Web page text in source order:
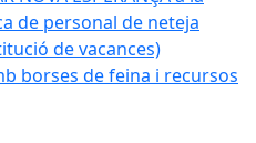
de personal de neteja
de vacances)
borses de feina i recursos